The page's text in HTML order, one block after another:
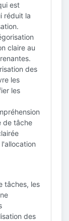
est
réduit la
claire au
des
les
les
de tâche
tâches, les
des